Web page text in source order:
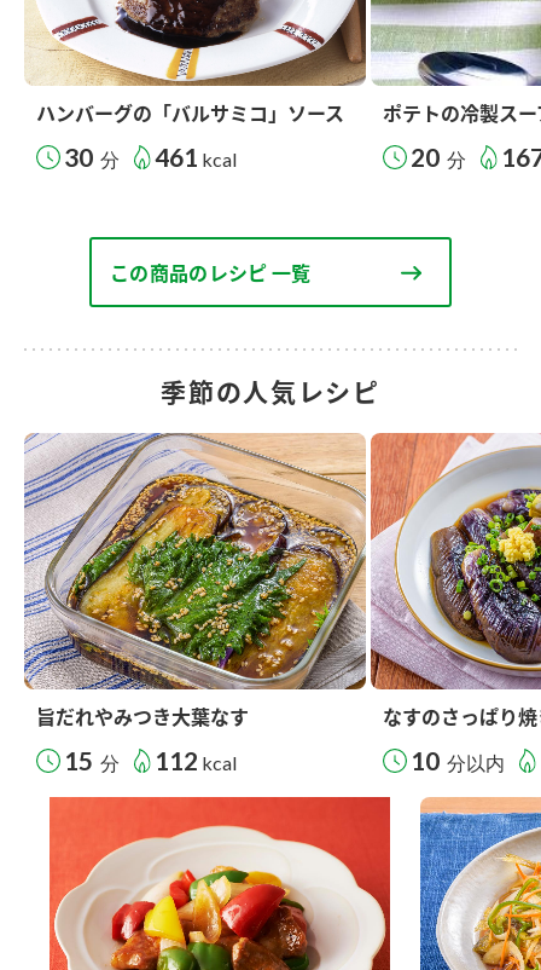
ハンバーグの「バルサミコ」ソース
30 分 461 kcal
ポテトの冷製スー
20 分
この商品のレシピ 一覧
季節の人気レシピ
旨だれやみつき大葉なす
15 分 112 kcal
なすのさっぱり
10 分以内